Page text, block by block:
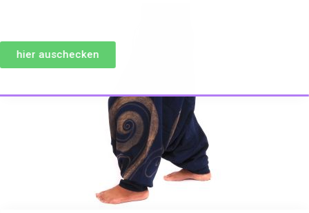
hier auschecken